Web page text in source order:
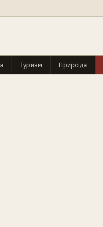
Туризм Природа